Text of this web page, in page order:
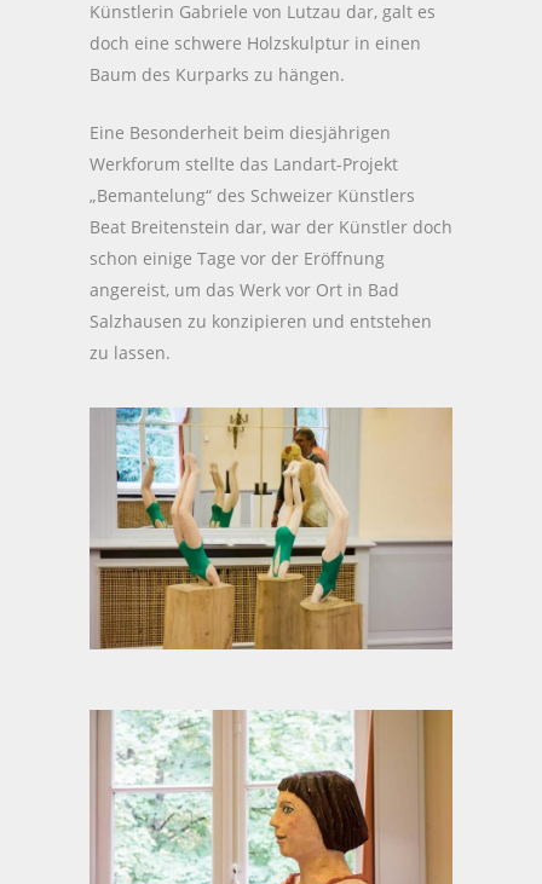
Künstlerin Gabriele von Lutzau dar, galt es
doch eine schwere Holzskulptur in einen
Baum des Kurparks zu hängen.
Eine Besonderheit beim diesjährigen
Werkforum stellte das Landart-Projekt
„Bemantelung“ des Schweizer Künstlers
Beat Breitenstein dar, war der Künstler doch
schon einige Tage vor der Eröffnung
angereist, um das Werk vor Ort in Bad
Salzhausen zu konzipieren und entstehen
zu lassen.